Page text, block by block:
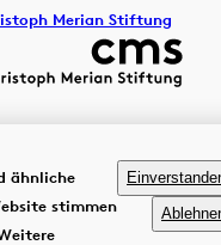
Merian Stiftung
ähnliche
stimmen